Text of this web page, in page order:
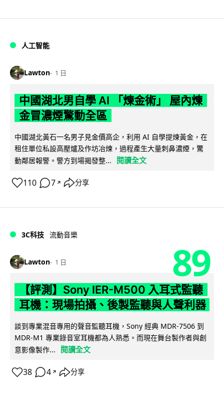
人工智能
Lawton 1 日
中國湖北男自學 AI 「煉金術」 屋內煉
金冒濃煙驚動全區
中國湖北黃石一名男子見金價高企，利用 AI 自學提煉黃金，在
租住單位私設高壓爐及作坊冶煉，過程產生大量刺鼻濃煙，驚
動鄰居報警。警方到場揭發整...
閱讀全文
110 7 ↗ 分享
3C科技 流動音樂
Lawton 1 日 89
【評測】Sony IER-M500 入耳式監聽
耳機：現場拍攝、後製監聽與人聲利器
談到專業混音專用的聲音監聽耳機，Sony 經典 MDR-7506 到
MDR-M1 專業錄音室耳機都為人熟悉。而現在舞台製作者與創
意影像製作...
閱讀全文
38 4 ↗ 分享